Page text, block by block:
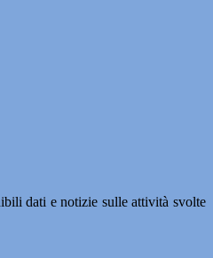
dati e notizie sulle attività svolte